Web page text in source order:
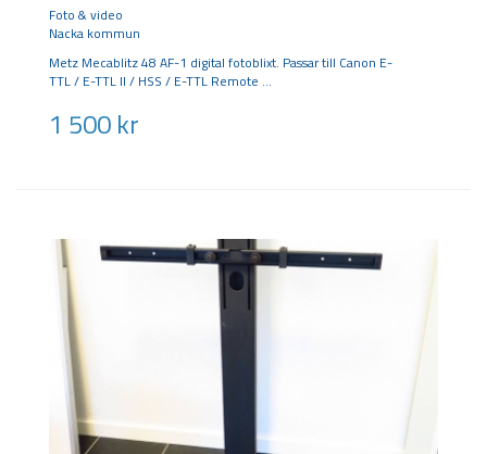
Foto & video
Nacka kommun
Metz Mecablitz 48 AF-1 digital fotoblixt. Passar till Canon E-
TTL / E-TTL II / HSS / E-TTL Remote
1 500kr